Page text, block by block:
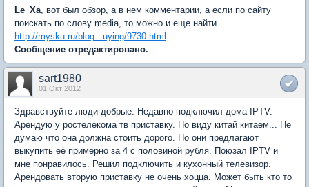
Le_Xa, вот был обзор, а в нем комментарии, а если по сайту
поискать по слову media, то можно и еще найти
http://mysku.ru/blog...uying/9730.html
Сообщение отредактировано.
sart1980
01 Окт 2012
Здравствуйте люди добрые. Недавно подключил дома IPTV.
Арендую у ростелекома тв приставку. По виду китай китаем... Не
думаю что она должна стоить дорого. Но они предлагают
выкупить её примерно за 4 с половиной рубля. Поюзал IPTV и
мне понравилось. Решил подключить и кухонный телевизор.
Арендовать вторую приставку не очень хоцца. Может быть кто то